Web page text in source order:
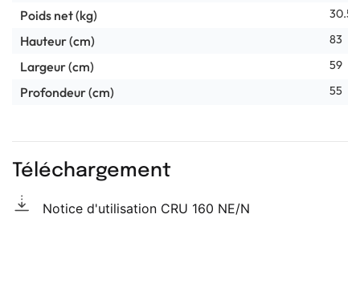
Poids net (kg) 30.5
Hauteur (cm) 83
Largeur (cm) 59
Profondeur (cm) 55
Téléchargement
Notice d'utilisation CRU 160 NE/N